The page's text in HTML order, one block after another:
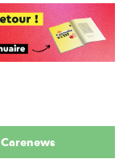
Carenews